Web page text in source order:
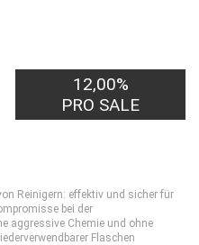
12,00%
PRO SALE
Reinigern: effektiv und sicher für
bei der
aggressive Chemie und ohne
Flaschen